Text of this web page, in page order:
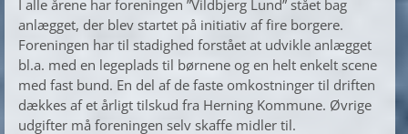
I alle årene har foreningen ”Vildbjerg Lund” stået bag
anlægget, der blev startet på initiativ af fire borgere.
Foreningen har til stadighed forstået at udvikle anlægget
bl.a. med en legeplads til børnene og en helt enkelt scene
med fast bund. En del af de faste omkostninger til driften
dækkes af et årligt tilskud fra Herning Kommune. Øvrige
udgifter må foreningen selv skaffe midler til.